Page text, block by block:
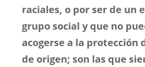
raciales, o por ser de un
grupo social y que no
acogerse a la protección
de origen; son las que